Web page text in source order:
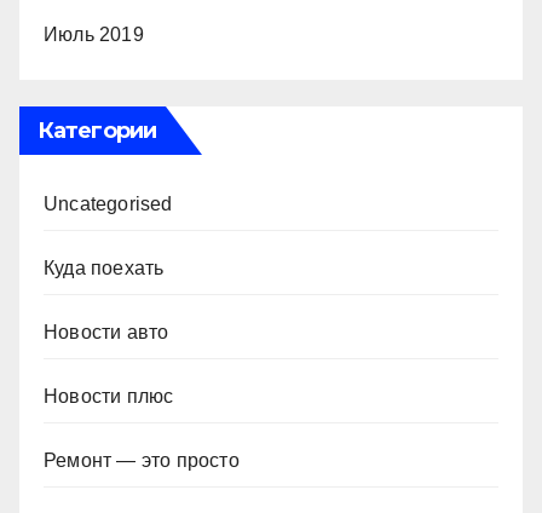
Июль 2019
Категории
Uncategorised
Куда поехать
Новости авто
Новости плюс
Ремонт — это просто